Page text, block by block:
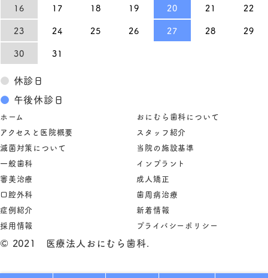
16
17 18 19 20 21
22
23
24 25 26 27 28
29
30
31
● 休診日
● 午後休診日
ホーム
おにむら歯科について
アクセスと医院概要
スタッフ紹介
滅菌対策について
当院の施設基準
一般歯科
インプラント
審美治療
成人矯正
口腔外科
歯周病治療
症例紹介
新着情報
採用情報
プライバシーポリシー
© 2021 医療法人おにむら歯科.